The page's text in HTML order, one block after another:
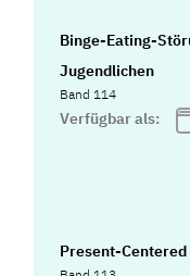
Binge-Eating-
Jugendlichen
Band 114
Verfügbar als:
Present-Centered